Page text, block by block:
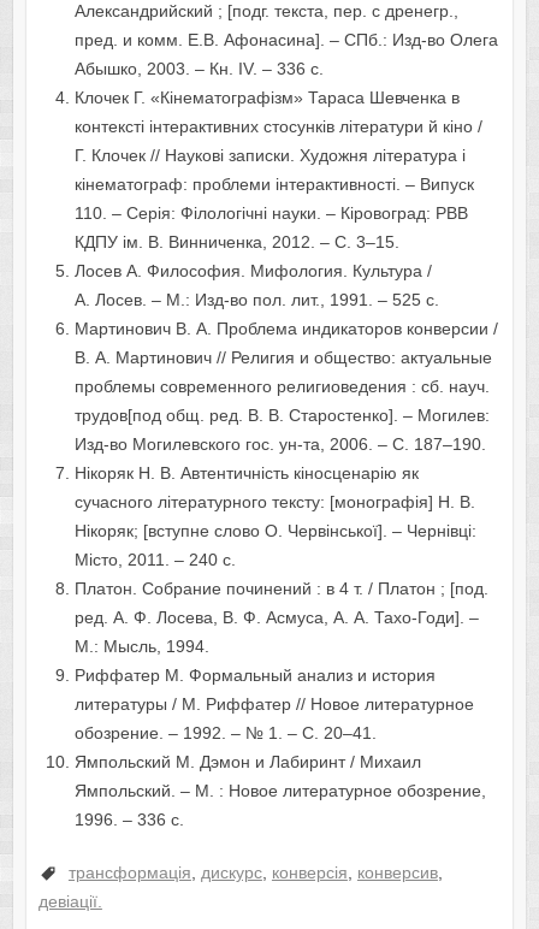
Александрийский ; [подг. текста, пер. с дренегр.,
пред. и комм. Е.В. Афонасина]. – СПб.: Изд-во Олега
Абышко, 2003. – Кн. IV. – 336 с.
Клочек Г. «Кінематографізм» Тараса Шевченка в
контексті інтерактивних стосунків літератури й кіно /
Г. Клочек // Наукові записки. Художня література і
кінематограф: проблеми інтерактивності. – Випуск
110. – Серія: Філологічні науки. – Кіровоград: РВВ
КДПУ ім. В. Винниченка, 2012. – С. 3–15.
Лосев А. Философия. Мифология. Культура /
А. Лосев. – М.: Изд-во пол. лит., 1991. – 525 с.
Мартинович В. А. Проблема индикаторов конверсии /
В. А. Мартинович // Религия и общество: актуальные
проблемы современного религиоведения : сб. науч.
трудов[под общ. ред. В. В. Старостенко]. – Могилев:
Изд-во Могилевского гос. ун-та, 2006. – С. 187–190.
Нікоряк Н. В. Автентичність кіносценарію як
сучасного літературного тексту: [монографія] Н. В.
Нікоряк; [вступне слово О. Червінської]. – Чернівці:
Місто, 2011. – 240 с.
Платон. Собрание починений : в 4 т. / Платон ; [под.
ред. А. Ф. Лосева, В. Ф. Асмуса, А. А. Тахо-Годи]. –
М.: Мысль, 1994.
Риффатер М. Формальный анализ и история
литературы / М. Риффатер // Новое литературное
обозрение. – 1992. – № 1. – С. 20–41.
Ямпольский М. Дэмон и Лабиринт / Михаил
Ямпольский. – М. : Новое литературное обозрение,
1996. – 336 с.
трансформація, дискурс, конверсія, конверсив,
девіації.